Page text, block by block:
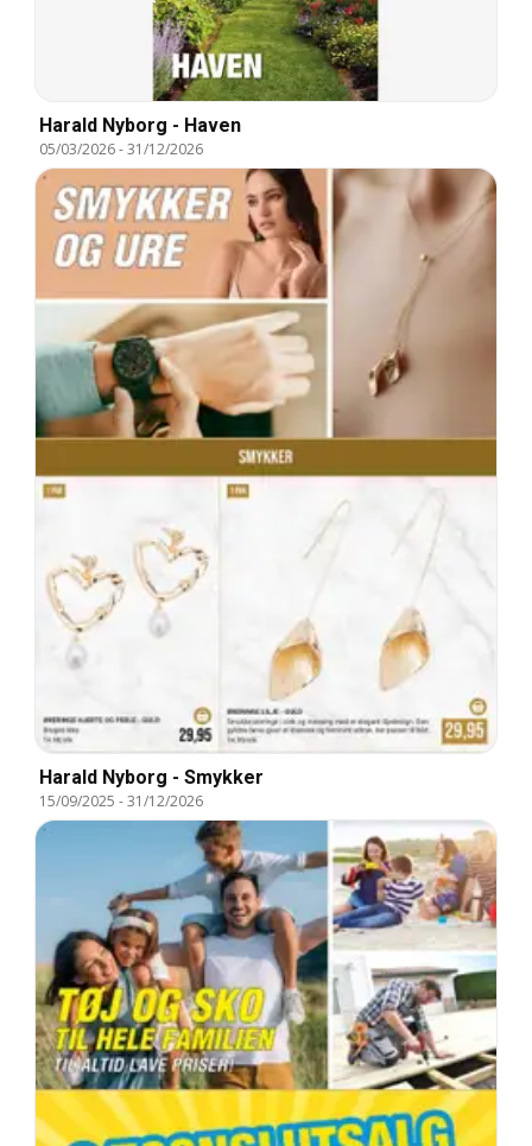
Harald Nyborg - Haven
05/03/2026-31/12/2026
Harald Nyborg - Smykker
15/09/2025 -31/12/2026